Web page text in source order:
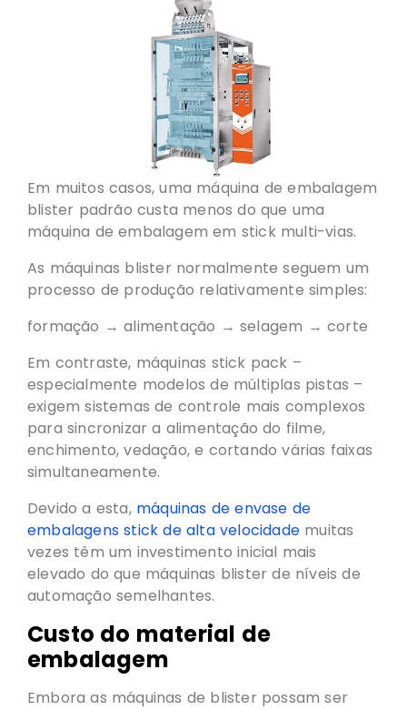
Em muitos casos, uma máquina de embalagem
blister padrão custa menos do que uma
máquina de embalagem em stick multi-vias.
As máquinas blister normalmente seguem um
processo de produção relativamente simples:
formação → alimentação → selagem → corte
Em contraste, máquinas stick pack –
especialmente modelos de múltiplas pistas –
exigem sistemas de controle mais complexos
para sincronizar a alimentação do filme,
enchimento, vedação, e cortando várias faixas
simultaneamente.
Devido a esta, máquinas de envase de
embalagens stick de alta velocidade muitas
vezes têm um investimento inicial mais
elevado do que máquinas blister de níveis de
automação semelhantes.
Custo do material de
embalagem
Embora as máquinas de blister possam ser